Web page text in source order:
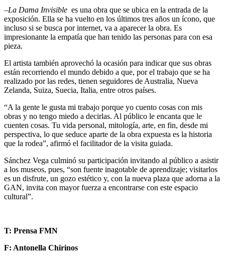
–La Dama Invisible es una obra que se ubica en la entrada de la
exposición. Ella se ha vuelto en los últimos tres años un ícono, que
incluso si se busca por internet, va a aparecer la obra. Es
impresionante la empatía que han tenido las personas para con esa
pieza.
El artista también aprovechó la ocasión para indicar que sus obras
están recorriendo el mundo debido a que, por el trabajo que se ha
realizado por las redes, tienen seguidores de Australia, Nueva
Zelanda, Suiza, Suecia, Italia, entre otros países.
“A la gente le gusta mi trabajo porque yo cuento cosas con mis
obras y no tengo miedo a decirlas. Al público le encanta que le
cuenten cosas. Tu vida personal, mitología, arte, en fin, desde mi
perspectiva, lo que seduce aparte de la obra expuesta es la historia
que la rodea”, afirmó el facilitador de la visita guiada.
Sánchez Vega culminó su participación invitando al público a asistir
a los museos, pues, “son fuente inagotable de aprendizaje; visitarlos
es un disfrute, un gozo estético y, con la nueva plaza que adorna a la
GAN, invita con mayor fuerza a encontrarse con este espacio
cultural”.
T: Prensa FMN
F: Antonella Chirinos